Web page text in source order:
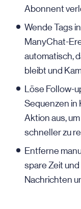
Abonnent
Wende Tags
ManyChat-
automatisch,
bleibt und
Löse Follow-
Sequenzen in
Aktion aus,
schneller zu
Entferne
spare Zeit
Nachrichten